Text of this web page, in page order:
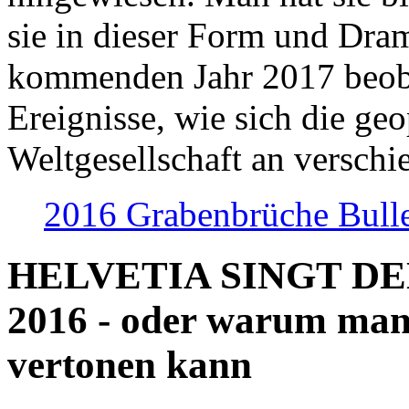
sie in dieser Form und
kommenden Jahr 2017
Ereignisse, wie sich die
Weltgesellschaft an
2016 Grabenbrüche
HELVETIA SINGT
2016 - oder warum
vertonen kann